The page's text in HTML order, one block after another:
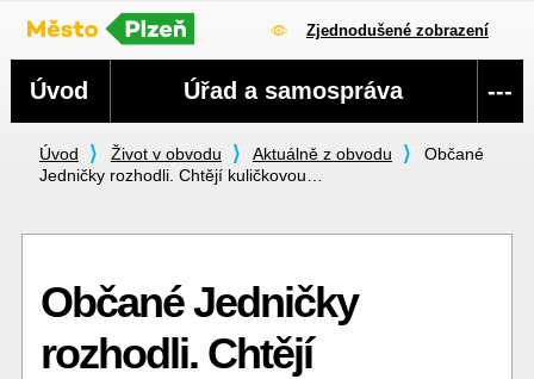
Zjednodušené zobrazení
Úvod Život v obvodu Aktuálně z obvodu
Občané
Jedničky rozhodli. Chtějí kuličkovou…
Občané Jedničky
rozhodli. Chtějí
Navigace
Úvod Úřad a samospráva ---